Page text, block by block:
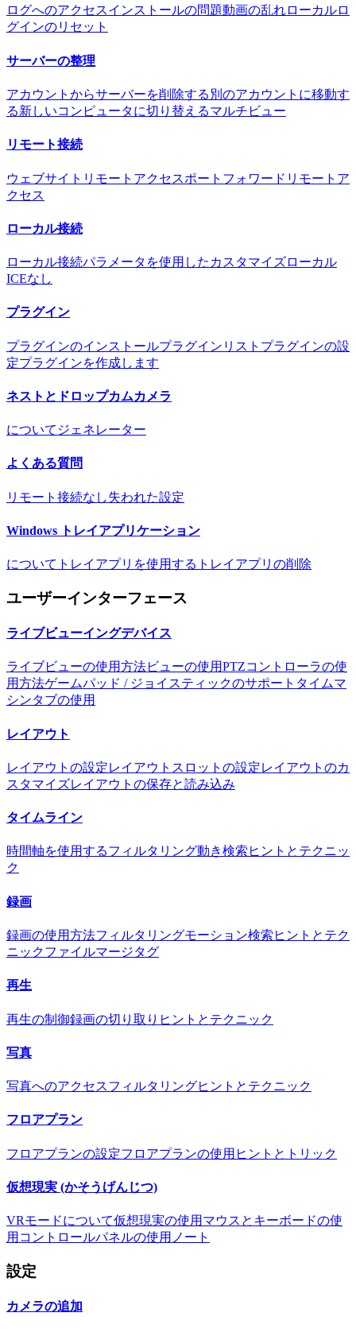
ログへのアクセスインストールの問題動画の乱れローカルロ
グインのリセット
サーバーの整理
アカウントからサーバーを削除する 別のアカウントに移動す
る新しいコンピュータに切り替えるマルチビュー
リモート接続
ウェブサイトリモートアクセスポートフォワードリモートア
クセス
ローカル接続
ローカル接続パラメータを使用したカスタマイズローカル
ICEなし
プラグイン
プラグインのインストールプラグインリスト プラグインの設
定プラグインを作成します
ネストとドロップカムカメラ
について ジェネレーター
よくある質問
リモート接続なし失われた設定
Windows トレイアプリケーション
について トレイアプリを使用する トレイアプリの削除
ユーザーインターフェース
ライブビューイングデバイス
ライブビューの使用方法ビューの使用PTZコントローラの使
用方法ゲームパッド / ジョイスティックのサポート タイムマ
シンタブの使用
レイアウト
レイアウトの設定レイアウトスロットの設定レイアウトのカ
スタマイズレイアウトの保存と読み込み
タイムライン
時間軸を使用するフィルタリング動き検索 ヒントとテクニッ
ク
録画
録画の使用方法フィルタリングモーション検索 ヒントとテク
ニックファイルマージタグ
再生
再生の制御録画の切り取り ヒントとテクニック
写真
写真へのアクセスフィルタリングヒントとテクニック
フロアプラン
フロアプランの設定フロアプランの使用 ヒントとトリック
仮想現実 (かそうげんじつ)
VRモードについて仮想現実の使用 マウスとキーボードの使
用 コントロールパネルの使用 ノート
設定
カメラの追加